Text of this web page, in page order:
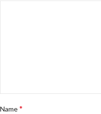
Name*